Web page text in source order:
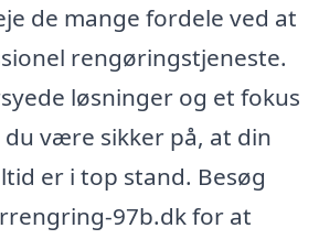
de mange fordele ved at
rengøringstjeneste.
løsninger og et fokus
være sikker på, at din
er i top stand. Besøg
97b.dk for at